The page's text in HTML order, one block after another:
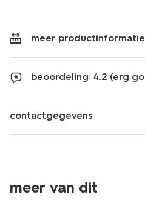
meer productinformatie
beoordeling: 4.2 (erg
contactgegevens
meer van dit
sale